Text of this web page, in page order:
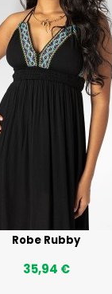
Robe Rubby
35,94 €